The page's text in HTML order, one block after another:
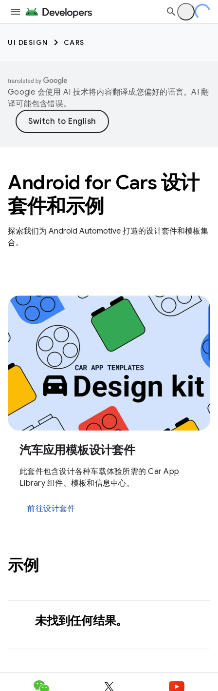
UI DESIGN CARS
Google 会使用 AI 技术将内容翻译成您偏好的语言。AI 翻
译可能包含错误。
Android for Cars 设计
套件和示例
探索我们为 Android Automotive 打造的设计套件和模板集
合。
汽车应用模板设计套件
此套件包含设计各种车载体验所需的 Car App
Library 组件、模板和信息中心。
前往设计套件
示例
未找到任何结果。